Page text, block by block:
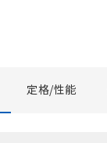
定格/性能